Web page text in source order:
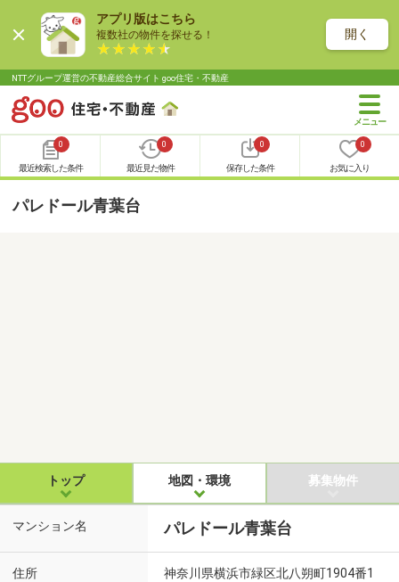
アプリ版はこちら
複数社の物件を探せる！ 開く
NTTグループ運営の不動産総合サイト goo住宅・不動産
0
最近検索した条件
0
最近見た物件
0
保存した条件
0
お気に入り
パレドール青葉台
トップ 地図・環境 募集物件
マンション名 パレドール青葉台
住所
神奈川県横浜市緑区北八朔町1904番1